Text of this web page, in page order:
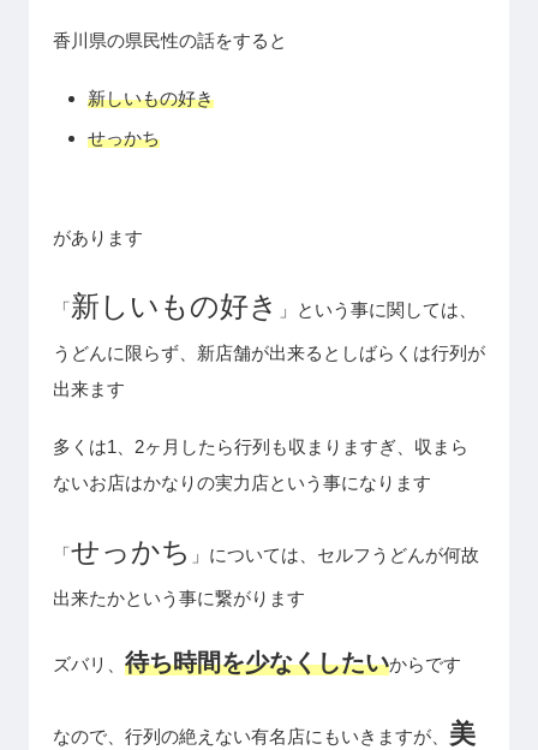
香川県の県民性の話をすると
新しいもの好き
せっかち
があります
「新しいもの好き 」という事に関しては、
うどんに限らず、新店舗が出来るとしばらくは行列が
出来ます
多くは1、2ヶ月したら行列も収まりますぎ、収まら
ないお店はかなりの実力店という事になります
「せっかち 」については、セルフうどんが何故
出来たかという事に繋がります
ズバリ、 待ち時間を少なくしたいからです
なので、行列の絶えない有名店にもいきますが、 美